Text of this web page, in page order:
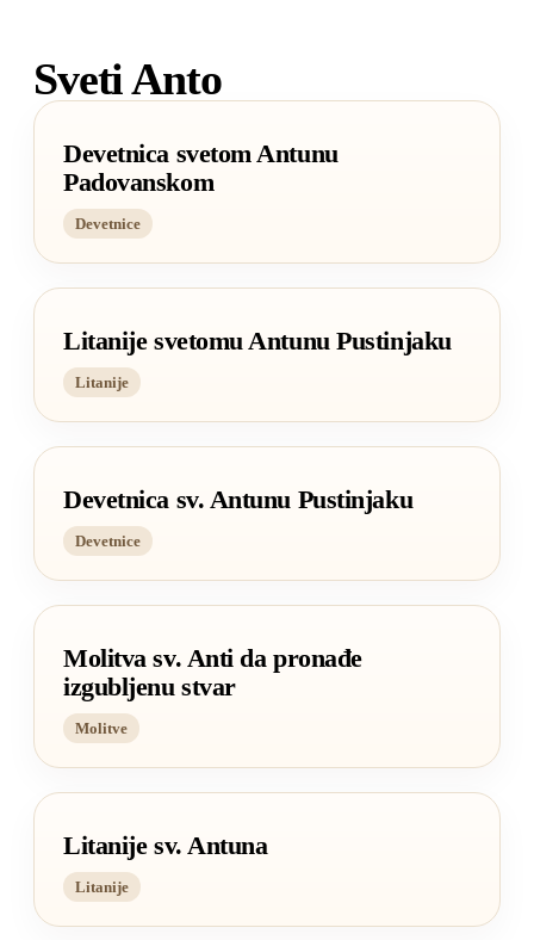
Sveti Anto
Devetnica svetom Antunu
Padovanskom
Devetnice
Litanije svetomu Antunu Pustinjaku
Litanije
Devetnica sv. Antunu Pustinjaku
Devetnice
Molitva sv. Anti da pronađe
izgubljenu stvar
Molitve
Litanije sv. Antuna
Litanije